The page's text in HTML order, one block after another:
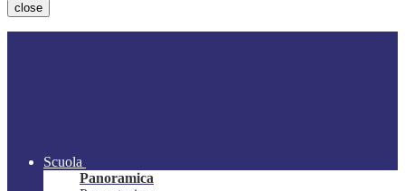
close
Scuola
Panoramica